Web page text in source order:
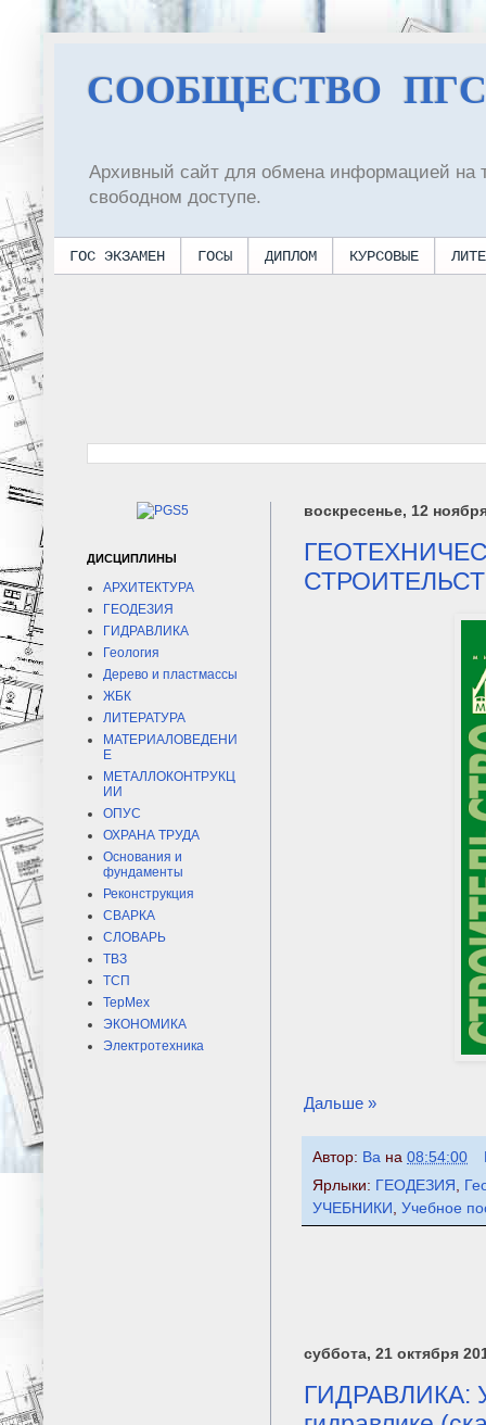
СООБЩЕСТВО ПГС
Архивный сайт для обмена информацией
свободном доступе.
ГОС ЭКЗАМЕН ГОСЫ ДИПЛОМ КУРСОВЫЕ
воскресенье, 12
Дальше »
Автор: Ba на 08:54:00
Ярлыки: ГЕОДЕЗИЯ ,
УЧЕБНИКИ , Учебное
суббота, 21 октября
ГИДРАВЛИКА:
ДИСЦИПЛИНЫ
АРХИТЕКТУРА
ГЕОДЕЗИЯ
ГИДРАВЛИКА
Геология
Дерево и пластмассы
ЖБК
ЛИТЕРАТУРА
МАТЕРИАЛОВЕДЕНИ
Е
МЕТАЛЛОКОНТРУКЦ
ИИ
ОПУС
ОХРАНА ТРУДА
Основания и
фундаменты
Реконструкция
СВАРКА
СЛОВАРЬ
ТВЗ
ТСП
ТерМех
ЭКОНОМИКА
Электротехника